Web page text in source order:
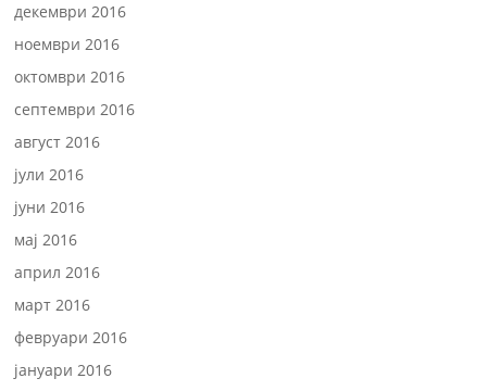
декември 2016
ноември 2016
октомври 2016
септември 2016
август 2016
јули 2016
јуни 2016
мај 2016
април 2016
март 2016
февруари 2016
јануари 2016